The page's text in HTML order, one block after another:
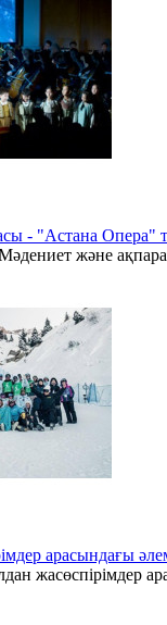
- "Астана Опера"
және
арасындағы
жасөспірімдер